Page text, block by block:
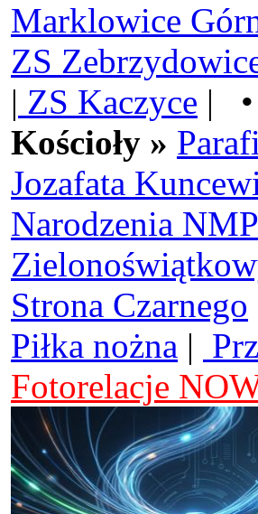
Marklowice
ZS
| ZS Kaczyce | •
Kościoły »
Jozafata
Narodzenia
Strona Czarnego
Piłka nożna |
Fotorelacje